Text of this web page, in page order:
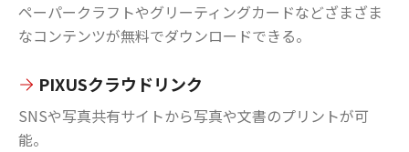
ペーパークラフトやグリーティングカードなどざまざま
なコンテンツが無料でダウンロードできる。
PIXUSクラウドリンク
SNSや写真共有サイトから写真や文書のプリントが可
能。